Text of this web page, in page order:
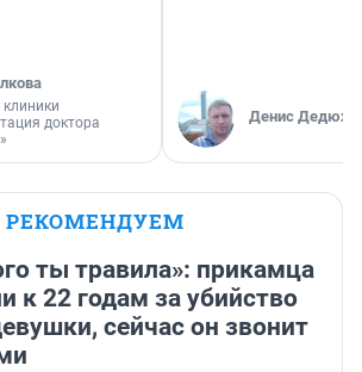
доктора
Денис
РЕКОМЕНДУЕМ
ты травила»: прикамца
к 22 годам за убийство
сейчас он звонит